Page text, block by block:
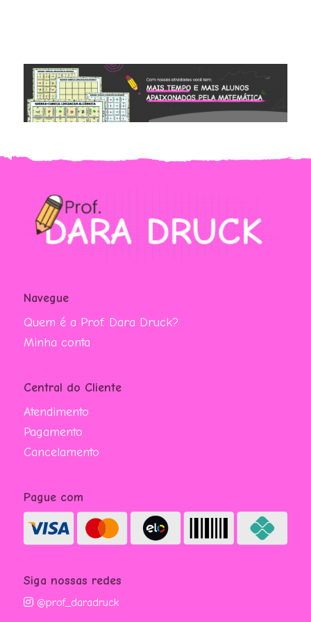
Navegue
Quem é a Prof. Dara Druck?
Minha conta
Central do Cliente
Atendimento
Pagamento
Cancelamento
Pague com
Siga nossas redes
@prof_daradruck